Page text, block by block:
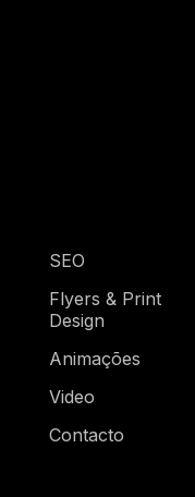
SEO
Flyers & Print
Design
Animações
Video
Contacto